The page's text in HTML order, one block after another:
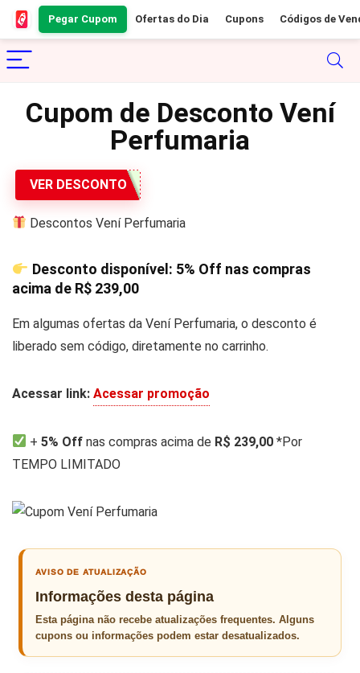
Pegar Cupom Ofertas do Dia Cupons Códigos de
Cupom de Desconto Vení
Perfumaria
VER DESCONTO
Descontos Vení Perfumaria
Desconto disponível: 5% Off nas compras
acima de R$ 239,00
Em algumas ofertas da Vení Perfumaria, o desconto é
liberado sem código, diretamente no carrinho.
Acessar link: Acessar promoção
+5% Off nas compras acima de R$ 239,00 *Por
TEMPO LIMITADO
AVISO DE ATUALIZAÇÃO
Informações desta página
Esta página não recebe atualizações frequentes. Alguns
cupons ou informações podem estar desatualizados.